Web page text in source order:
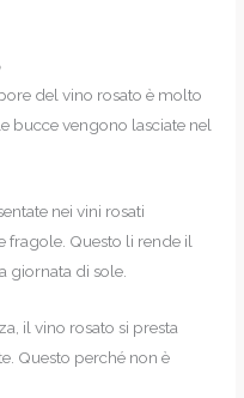
del vino rosato è molto
bucce vengono lasciate nel
nei vini rosati
Questo li rende il
giornata di sole.
il vino rosato si presta
Questo perché non è